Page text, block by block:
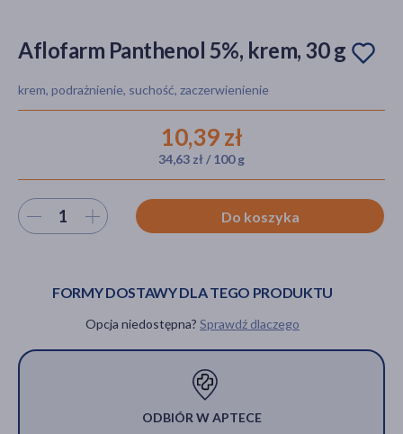
Aflofarm Panthenol 5%, krem, 30 g
krem, podrażnienie, suchość, zaczerwienienie
10,39 zł
34,63 zł / 100 g
Wybierz ilość Do koszyka
FORMY DOSTAWY DLA TEGO PRODUKTU
Opcja niedostępna? Sprawdź dlaczego
ODBIÓR W APTECE